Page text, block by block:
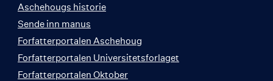
Aschehougs historie
Sende inn manus
Forfatterportalen Aschehoug
Forfatterportalen Universitetsforlaget
Forfatterportalen Oktober